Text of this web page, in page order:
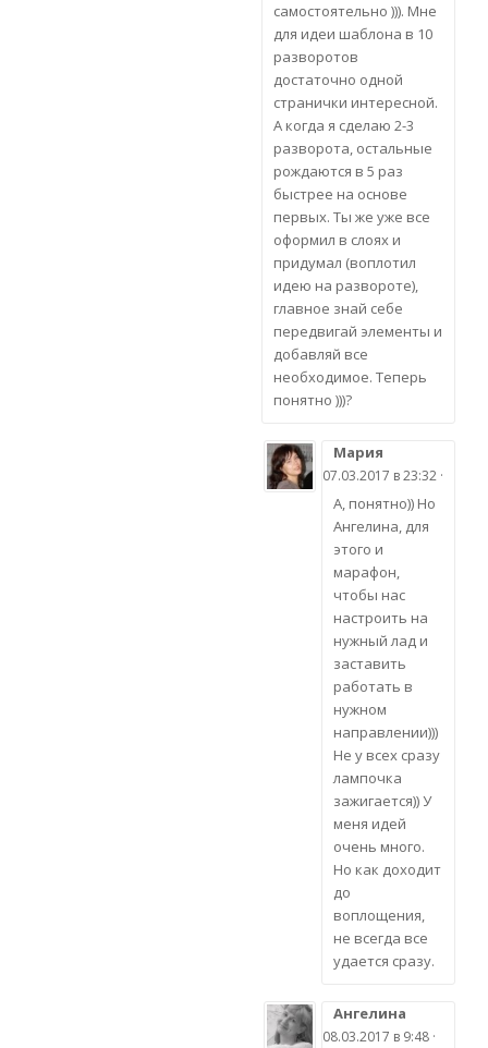
самостоятельно ))). Мне
для идеи шаблона в 10
разворотов
достаточно одной
странички интересной.
А когда я сделаю 2-3
разворота, остальные
рождаются в 5 раз
быстрее на основе
первых. Ты же уже все
оформил в слоях и
придумал (воплотил
идею на развороте),
главное знай себе
передвигай элементы и
добавляй все
необходимое. Теперь
понятно )))?
Мария
07.03.2017 в 23:32 ·
А, понятно)) Но
Ангелина, для
этого и
марафон,
чтобы нас
настроить на
нужный лад и
заставить
работать в
нужном
направлении)))
Не у всех сразу
лампочка
зажигается)) У
меня идей
очень много.
Но как доходит
до
воплощения,
не всегда все
удается сразу.
Ангелина
08.03.2017 в 9:48 ·